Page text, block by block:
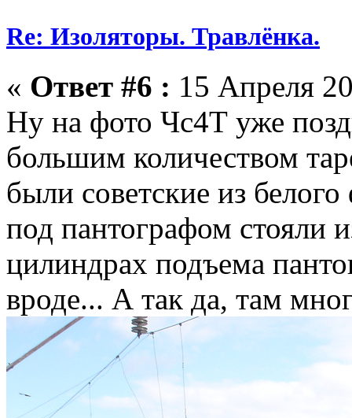
Re: Изоляторы. Травлёнка.
« Ответ #6 : 15 Апреля
Ну на фото Чс4Т уже
большим количеством
были советские из
под пантографом стояли
цилиндрах подъема
вроде... А так да, там